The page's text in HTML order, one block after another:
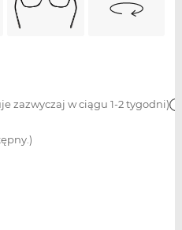
zazwyczaj w ciągu 1-2 tygodni)